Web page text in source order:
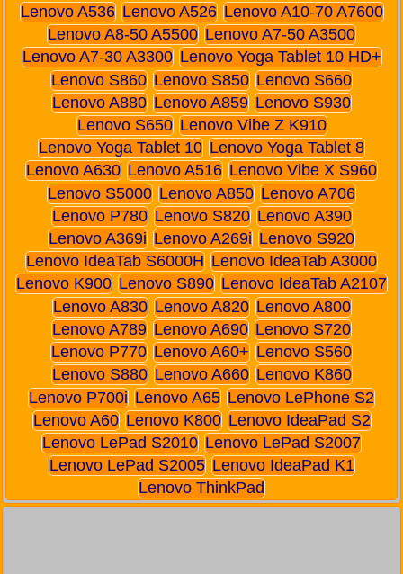
Lenovo A536 Lenovo A526 Lenovo A10-70 A7600
Lenovo A8-50 A5500 Lenovo A7-50 A3500
Lenovo A7-30 A3300 Lenovo Yoga Tablet 10 HD+
Lenovo S860 Lenovo S850 Lenovo S660
Lenovo A880 Lenovo A859 Lenovo S930
Lenovo S650 Lenovo Vibe Z K910
Lenovo Yoga Tablet 10 Lenovo Yoga Tablet 8
Lenovo A630 Lenovo A516 Lenovo Vibe X S960
Lenovo S5000 Lenovo A850 Lenovo A706
Lenovo P780 Lenovo S820 Lenovo A390
Lenovo A369i Lenovo A269i Lenovo S920
Lenovo IdeaTab S6000H Lenovo IdeaTab A3000
Lenovo K900 Lenovo S890 Lenovo IdeaTab A2107
Lenovo A830 Lenovo A820 Lenovo A800
Lenovo A789 Lenovo A690 Lenovo S720
Lenovo P770 Lenovo A60+ Lenovo S560
Lenovo S880 Lenovo A660 Lenovo K860
Lenovo P700i Lenovo A65 Lenovo LePhone S2
Lenovo A60 Lenovo K800 Lenovo IdeaPad S2
Lenovo LePad S2010 Lenovo LePad S2007
Lenovo LePad S2005 Lenovo IdeaPad K1
Lenovo ThinkPad